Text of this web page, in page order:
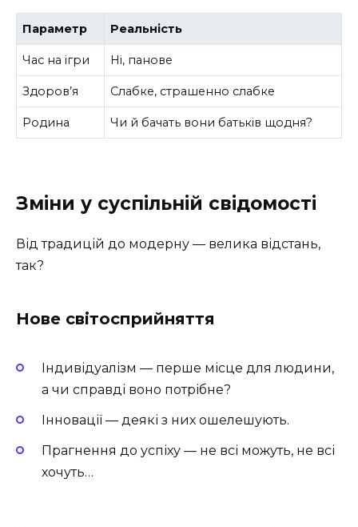
Параметр Реальність
Час на ігри Ні, панове
Здоров’я Слабке, страшенно слабке
Родина Чи й бачать вони батьків щодня?
Зміни у суспільній свідомості
Від традицій до модерну — велика відстань,
так?
Нове світосприйняття
Індивідуалізм — перше місце для людини,
а чи справді воно потрібне?
Інновації — деякі з них ошелешують.
Прагнення до успіху — не всі можуть, не всі
хочуть…